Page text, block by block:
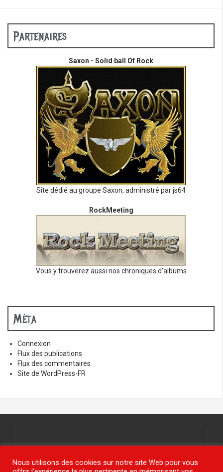
Partenaires
Saxon - Solid ball Of Rock
Site dédié au groupe Saxon, administré par js64
RockMeeting
Vous y trouverez aussi nos chroniques d'albums
Méta
Connexion
Flux des publications
Flux des commentaires
Site de WordPress-FR
© www.jy-étais.com 2021
Nous utilisons des cookies sur notre site Web pour vous